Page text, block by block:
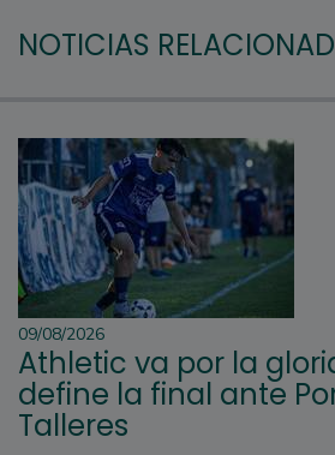
NOTICIAS
09/08/2026
Athletic va por la
define la final ante
Talleres